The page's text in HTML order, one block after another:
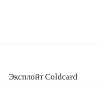
Эксплойт Coldcard